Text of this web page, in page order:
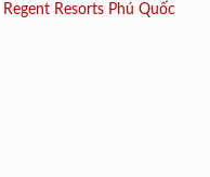
Regent Resorts Phú Quốc